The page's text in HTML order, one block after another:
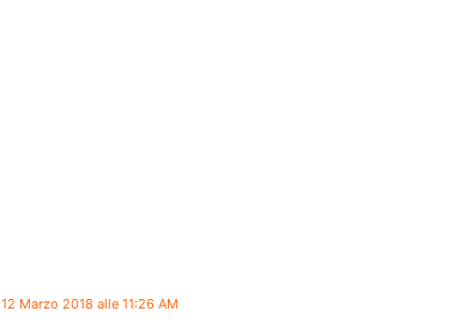
12 Marzo 2018 alle 11:26 AM